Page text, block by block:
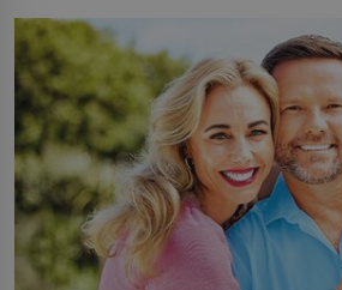
můžete obohatit své rituály a
větší harmonii a klid. Je důležité